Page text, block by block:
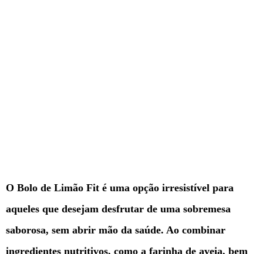
O Bolo de Limão Fit é uma opção irresistível para
aqueles que desejam desfrutar de uma sobremesa
saborosa, sem abrir mão da saúde. Ao combinar
ingredientes nutritivos, como a farinha de aveia, bem